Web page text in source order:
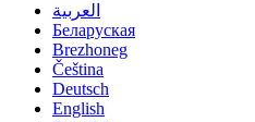
العربية
Беларуская
Brezhoneg
Čeština
Deutsch
English